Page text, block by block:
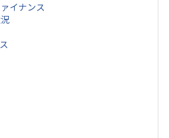
イナンス